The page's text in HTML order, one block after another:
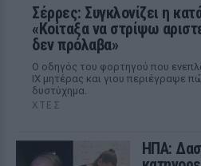
Σέρρες: Συγκλονίζει η
«Κοίταξα να στρίψω
δεν πρόλαβα»
Ο οδηγός του φορτηγού που
ΙΧ μητέρας και γιου περιέγραψε
δυστύχημα.
ΧΤΕΣ
ΗΠΑ: